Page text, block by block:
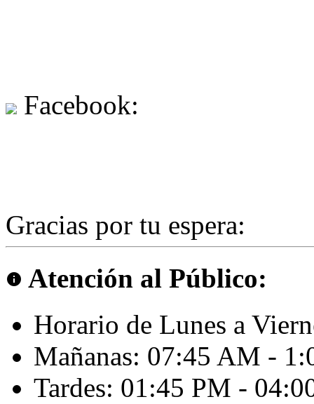
Facebook:
Gracias por tu espera:
info Atención al Público:
Horario de Lunes a
Mañanas: 07:45 AM -
Tardes: 01:45 PM -